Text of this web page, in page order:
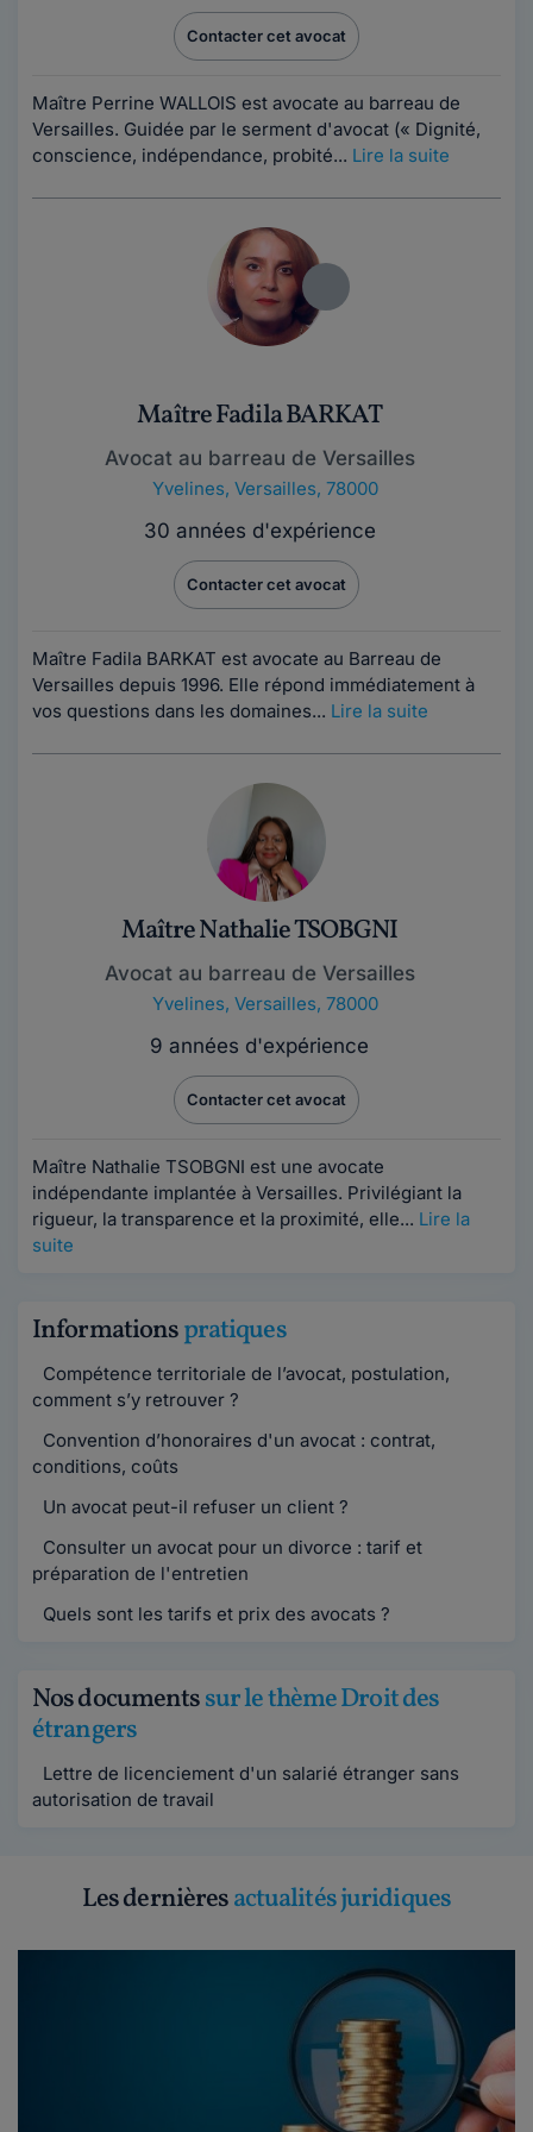
Contacter cet avocat
Maître Perrine WALLOIS est avocate au barreau de
Versailles. Guidée par le serment d'avocat (« Dignité,
conscience, indépendance, probité... Lire la suite
Maître Fadila BARKAT
Avocat au barreau de Versailles
Yvelines, Versailles, 78000
30 années d'expérience
Contacter cet avocat
Maître Fadila BARKAT est avocate au Barreau de
Versailles depuis 1996. Elle répond immédiatement à
vos questions dans les domaines... Lire la suite
Maître Nathalie TSOBGNI
Avocat au barreau de Versailles
Yvelines, Versailles, 78000
9 années d'expérience
Contacter cet avocat
Maître Nathalie TSOBGNI est une avocate
indépendante implantée à Versailles. Privilégiant la
rigueur, la transparence et la proximité, elle... Lire la
suite
Informationspratiques
Compétence territoriale de l’avocat, postulation,
comment s’y retrouver ?
Convention d’honoraires d'un avocat : contrat,
conditions, coûts
Un avocat peut-il refuser un client ?
Consulter un avocat pour un divorce : tarif et
préparation de l'entretien
Quels sont les tarifs et prix des avocats ?
Nos documentssur le thème Droit des
étrangers
Lettre de licenciement d'un salarié étranger sans
autorisation de travail
Les dernièresactualités juridiques